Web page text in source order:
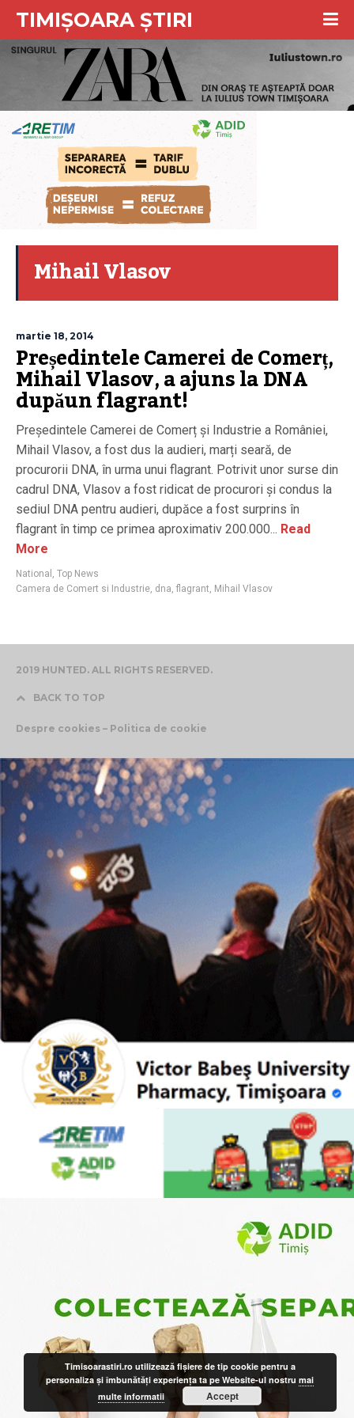
TIMIȘOARA ȘTIRI
Mihail Vlasov
martie 18, 2014
Președintele Camerei de Comerț,
Mihail Vlasov, a ajuns la DNA
dupăun flagrant!
Președintele Camerei de Comerț și Industrie a României,
Mihail Vlasov, a fost dus la audieri, marți seară, de
procurorii DNA, în urma unui flagrant. Potrivit unor surse din
cadrul DNA, Vlasov a fost ridicat de procurori și condus la
sediul DNA pentru audieri, dupăce a fost surprins în
flagrant în timp ce primea aproximativ 200.000... Read
More
National , Top News
Camera de Comert si Industrie, dna, flagrant, Mihail Vlasov
2019 HUNTED. ALL RIGHTS RESERVED.
BACK TO TOP
Despre cookies – Politica de cookie
Timisoarastiri.ro utilizează fişiere de tip cookie pentru a
personaliza și îmbunătăți experiența ta pe Website-ul nostrumai
multe informatii
Accept